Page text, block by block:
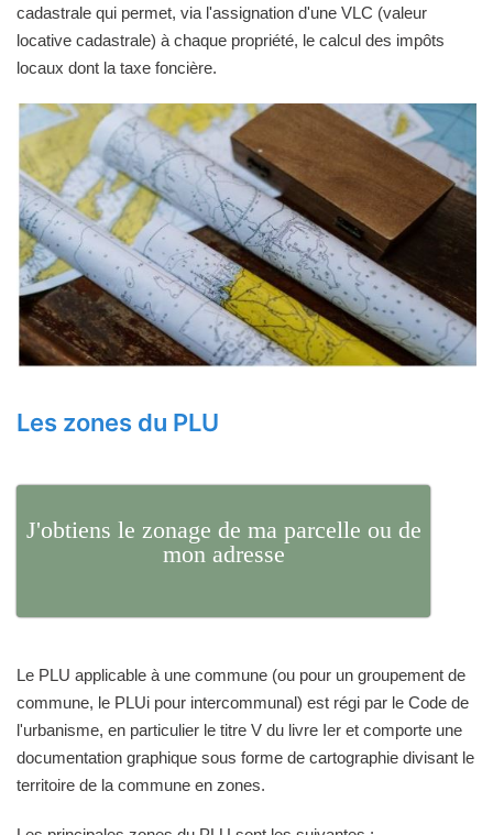
cadastrale qui permet, via l'assignation d'une VLC (valeur
locative cadastrale) à chaque propriété, le calcul des impôts
locaux dont la taxe foncière.
Les zones du PLU
J'obtiens le zonage de ma parcelle ou de
mon adresse
Le PLU applicable à une commune (ou pour un groupement de
commune, le PLUi pour intercommunal) est régi par le Code de
l'urbanisme, en particulier le titre V du livre Ier et comporte une
documentation graphique sous forme de cartographie divisant le
territoire de la commune en zones.